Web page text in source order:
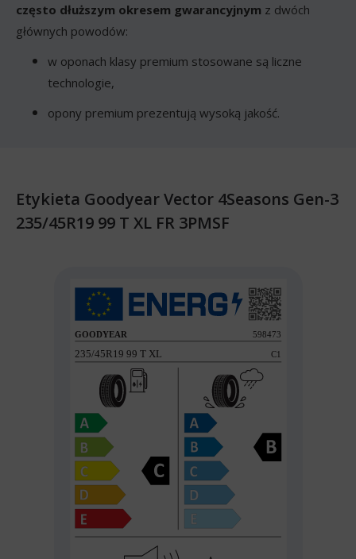
często dłuższym okresem gwarancyjnym z dwóch
głównych powodów:
w oponach klasy premium stosowane są liczne
technologie,
opony premium prezentują wysoką jakość.
Etykieta Goodyear Vector 4Seasons Gen-3
235/45R19 99 T XL FR 3PMSF